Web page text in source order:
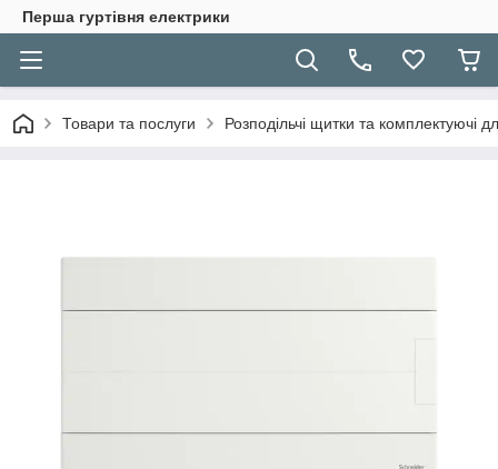
Перша гуртівня електрики
Товари та послуги Розподільчі щитки та комплектуючі